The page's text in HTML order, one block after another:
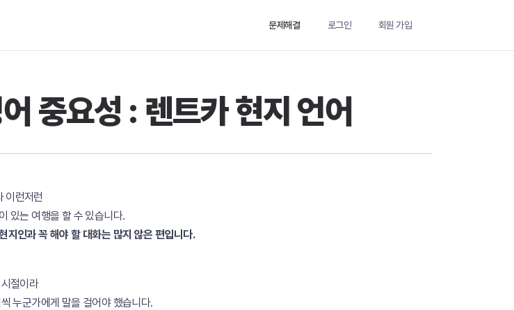
문제해결 로그인 회원 가입
중요성 : 렌트카 현지 언어
이런저런
있는 여행을 할 수 있습니다.
지인과 꼭 해야 할 대화는 많지 않은 편입니다.
절이라
누군가에게 말을 걸어야 했습니다.